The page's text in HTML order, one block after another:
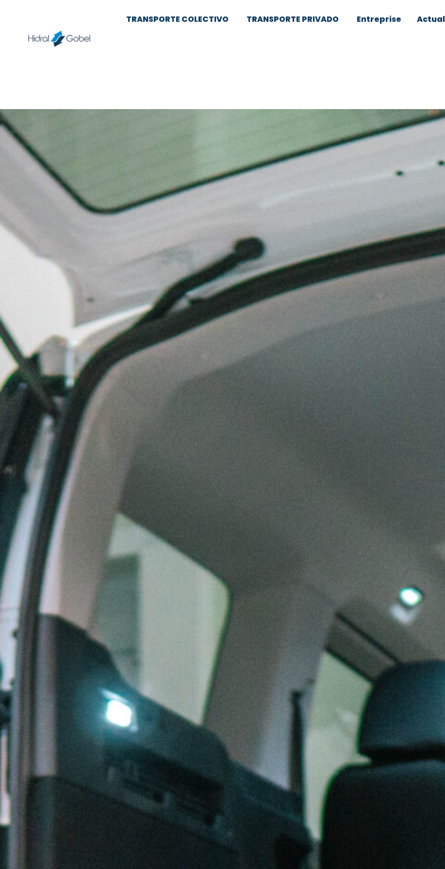
TRANSPORTE COLECTIVO TRANSPORTE PRIVADO Entreprise
Venta de vehículos